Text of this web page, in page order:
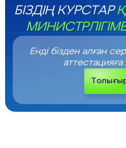
БІЗДІҢ КУРСТАР
Енді бізден алған